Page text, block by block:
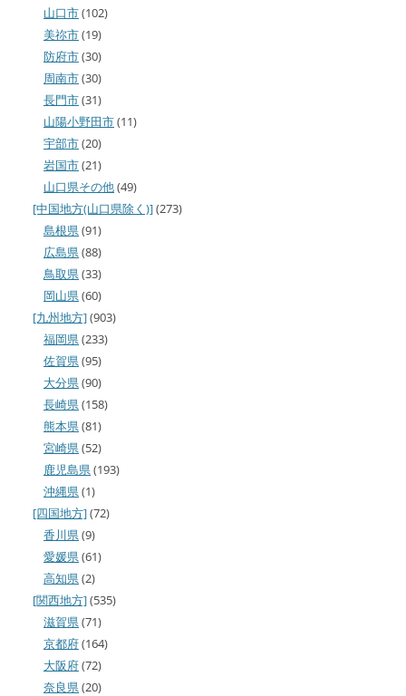
山口市(102)
美祢市(19)
防府市(30)
周南市(30)
長門市(31)
山陽小野田市(11)
宇部市(20)
岩国市(21)
山口県その他(49)
[中国地方(山口県除く)](273)
島根県(91)
広島県(88)
鳥取県(33)
岡山県(60)
[九州地方](903)
福岡県(233)
佐賀県(95)
大分県(90)
長崎県(158)
熊本県(81)
宮崎県(52)
鹿児島県(193)
沖縄県(1)
[四国地方](72)
香川県(9)
愛媛県(61)
高知県(2)
[関西地方](535)
滋賀県(71)
京都府(164)
大阪府(72)
奈良県(20)